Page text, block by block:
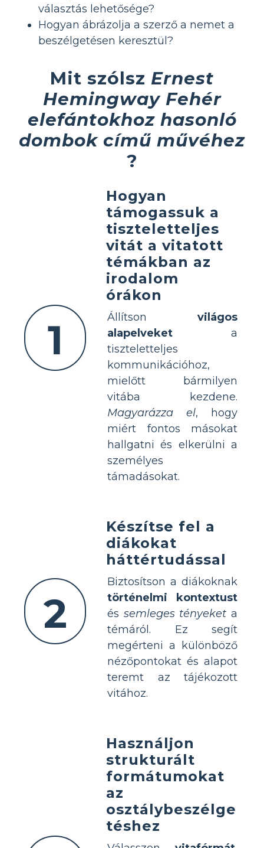
választás lehetősége?
Hogyan ábrázolja a szerző a nemet a
beszélgetésen keresztül?
Mit szólsz Ernest
Hemingway Fehér
elefántokhoz hasonló
dombok című művéhez
?
1
Hogyan
támogassuk a
tiszteletteljes
vitát a vitatott
témákban az
irodalom
órákon
Állítson világos
alapelveket a
tiszteletteljes
kommunikációhoz,
mielőtt bármilyen
vitába kezdene.
Magyarázza el, hogy
miért fontos másokat
hallgatni és elkerülni a
személyes
támadásokat.
2
Készítse fel a
diákokat
háttértudással
Biztosítson a diákoknak
történelmi kontextust
és semleges tényeket a
témáról. Ez segít
megérteni a különböző
nézőpontokat és alapot
teremt az tájékozott
vitához.
Használjon
strukturált
formátumokat
az
osztálybeszélge
téshez